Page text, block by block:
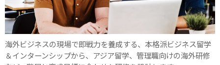
海外ビジネスの現場で即戦力を養成する、本格派ビジネス留学
＆インターンシップから、アジア留学、管理職向けの海外研修